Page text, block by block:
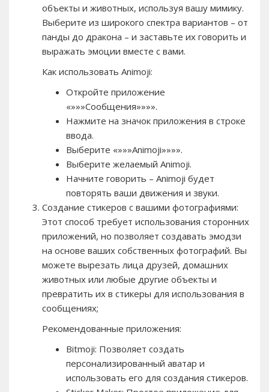
объекты и животных, используя вашу мимику.
Выберите из широкого спектра вариантов – от
панды до дракона – и заставьте их говорить и
выражать эмоции вместе с вами.
Как использовать Animoji:
Откройте приложение
«»»»Сообщения»»»».
Нажмите на значок приложения в строке
ввода.
Выберите «»»»Animoji»»»».
Выберите желаемый Animoji.
Начните говорить – Animoji будет
повторять ваши движения и звуки.
Создание стикеров с вашими фотографиями:
Этот способ требует использования сторонних
приложений, но позволяет создавать эмодзи
на основе ваших собственных фотографий. Вы
можете вырезать лица друзей, домашних
животных или любые другие объекты и
превратить их в стикеры для использования в
сообщениях;
Рекомендованные приложения:
Bitmoji: Позволяет создать
персонализированный аватар и
использовать его для создания стикеров.